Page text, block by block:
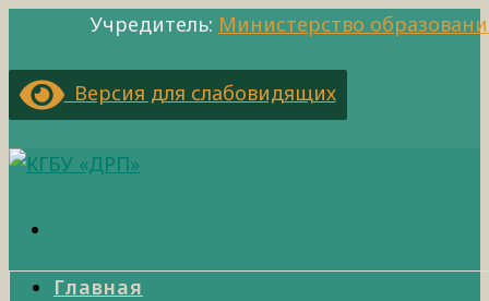
Учредитель: Министерство
Версия для слабовидящих
Главная